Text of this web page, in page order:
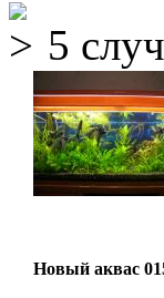
5
Новый аквас